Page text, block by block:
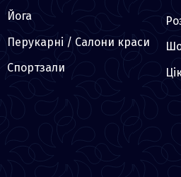
Йога
Перукарні / Салони краси
Спортзали